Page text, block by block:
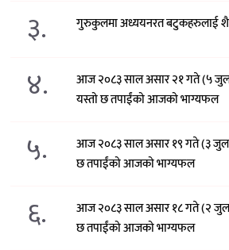
३. गुरुकुलमा अध्ययनरत बटुकहरुलाई
४.
आज २०८३ साल असार २१ गते (५
यस्तो छ तपाईंको आजको भाग्यफल
५.
आज २०८३ साल असार १९ गते (३
छ तपाईंको आजको भाग्यफल
६.
आज २०८३ साल असार १८ गते (२
छ तपाईंको आजको भाग्यफल